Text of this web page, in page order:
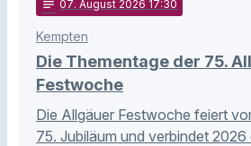
notes 07. August 2026 17:30
Kempten
Die Thementage der 75.
Festwoche
Die Allgäuer Festwoche feiert
75. Jubiläum und verbindet 2026